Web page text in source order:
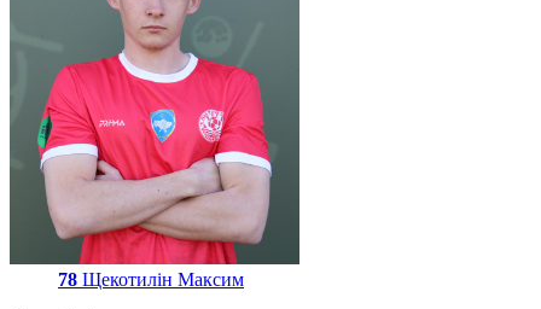
78 Щекотилін Максим